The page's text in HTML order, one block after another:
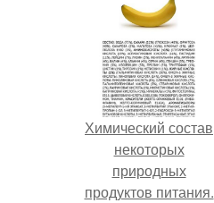
Химический состав
некоторых
природных
продуктов питания.